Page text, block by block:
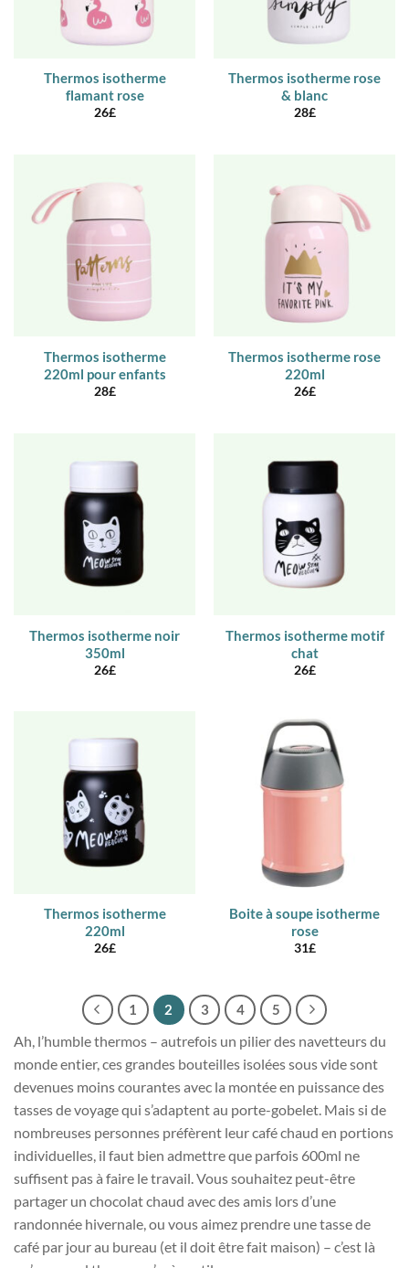
Thermos isotherme
flamant rose
26£
Thermos isotherme rose
& blanc
28£
Thermos isotherme
220ml pour enfants
28£
Thermos isotherme rose
220ml
26£
Thermos isotherme noir
350ml
26£
Thermos isotherme motif
chat
26£
Thermos isotherme
220ml
26£
Boite à soupe isotherme
rose
31£
1 2 3 4 5
Ah, l’humble thermos – autrefois un pilier des navetteurs du
monde entier, ces grandes bouteilles isolées sous vide sont
devenues moins courantes avec la montée en puissance des
tasses de voyage qui s’adaptent au porte-gobelet. Mais si de
nombreuses personnes préfèrent leur café chaud en portions
individuelles, il faut bien admettre que parfois 600ml ne
suffisent pas à faire le travail. Vous souhaitez peut-être
partager un chocolat chaud avec des amis lors d’une
randonnée hivernale, ou vous aimez prendre une tasse de
café par jour au bureau (et il doit être fait maison) – c’est là